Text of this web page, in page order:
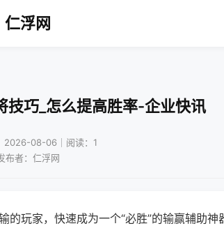
仁浮网
技巧_怎么提高胜率-企业快讯
2026-08-06｜阅读：1
布者：仁浮网
玩家，快速成为一个“必胜”的输赢辅助神